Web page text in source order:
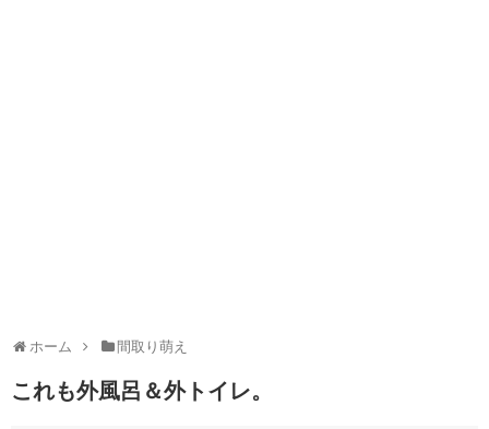
ホーム 間取り萌え
これも外風呂＆外トイレ。